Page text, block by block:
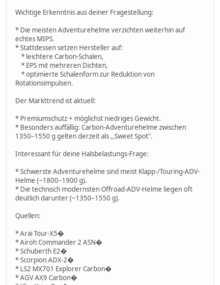
Wichtige Erkenntnis aus deiner Fragestellung:
* Die meisten Adventurehelme verzichten weiterhin auf
echtes MIPS.
* Stattdessen setzen Hersteller auf:
* leichtere Carbon-Schalen,
* EPS mit mehreren Dichten,
* optimierte Schalenform zur Reduktion von
Rotationsimpulsen.
Der Markttrend ist aktuell:
* Premiumschutz + möglichst niedriges Gewicht.
* Besonders auffällig: Carbon-Adventurehelme zwischen
1350–1550 g gelten derzeit als ,,Sweet Spot".
Interessant für deine Halsbelastungs-Frage:
* Schwerste Adventurehelme sind meist Klapp-/Touring-ADV-
Helme (~1800–1900 g).
* Die technisch modernsten Offroad-ADV-Helme liegen oft
deutlich darunter (~1350–1550 g).
Quellen:
* Arai Tour‑X5�
* Airoh Commander 2 ASN�
* Schuberth E2�
* Scorpion ADX‑2�
* LS2 MX701 Explorer Carbon�
* AGV AX9 Carbon�